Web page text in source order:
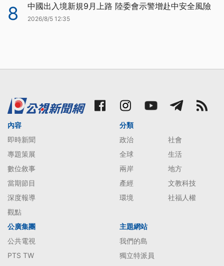
8 中國出入境新規9月上路 陸委會示警增赴中安全風險
2026/8/5 12:35
內容
即時新聞
專題策展
數位敘事
當期節目
深度報導
觀點
分類
政治
社會
全球
生活
兩岸
地方
產經
文教科技
環境
社福人權
公廣集團
公共電視
PTS TW
主題網站
我們的島
獨立特派員